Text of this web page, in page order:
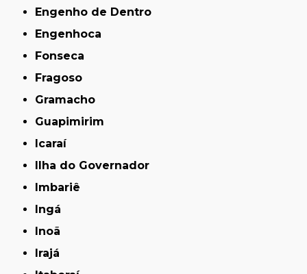
Engenho de Dentro
Engenhoca
Fonseca
Fragoso
Gramacho
Guapimirim
Icaraí
Ilha do Governador
Imbariê
Ingá
Inoã
Irajá